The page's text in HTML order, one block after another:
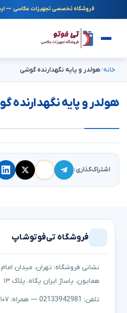
فروشگاه تخصصی تجهیزات عکاسی —
خانه هولدر و پایه نگهدارنده گوشی
هولدر و پایه نگهدارنده
اشتراک‌گذاری:
فروشگاه تی‌فوتوشاپ
نشانی فروشگاه: تهران، میدان
همایون، پاساژ ایران پگاه، پلاک ۱۳
تلفن: 02133942981 — همراه: ۰۹۱۲۳۰۵۳۱۰۷